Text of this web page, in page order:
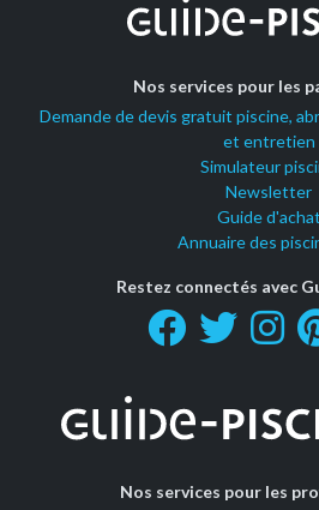
Nos services pour les
Demande de devis gratuit piscine,
et entretien
Simulateur
Newsletter
Guide d'achat
Annuaire des
Restez connectés avec
Nos services pour les